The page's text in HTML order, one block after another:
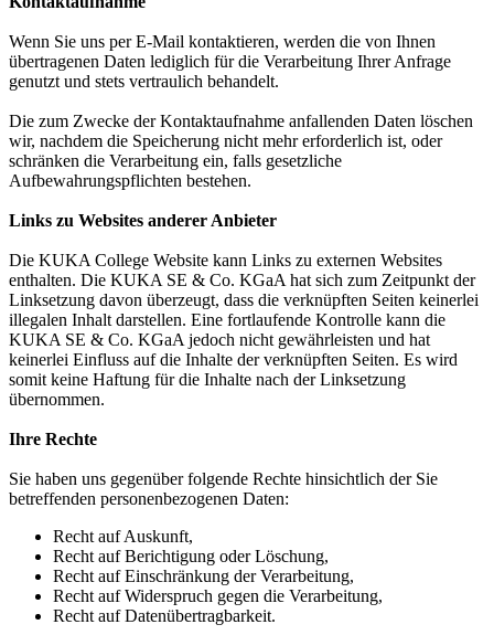
Wenn Sie uns per E-Mail kontaktieren, werden die von Ihnen
übertragenen Daten lediglich für die Verarbeitung Ihrer Anfrage
genutzt und stets vertraulich behandelt.
Die zum Zwecke der Kontaktaufnahme anfallenden Daten löschen
wir, nachdem die Speicherung nicht mehr erforderlich ist, oder
schränken die Verarbeitung ein, falls gesetzliche
Aufbewahrungspflichten bestehen.
Links zu Websites anderer Anbieter
Die KUKA College Website kann Links zu externen Websites
enthalten. Die KUKA SE & Co. KGaA hat sich zum Zeitpunkt der
Linksetzung davon überzeugt, dass die verknüpften Seiten keinerlei
illegalen Inhalt darstellen. Eine fortlaufende Kontrolle kann die
KUKA SE & Co. KGaA jedoch nicht gewährleisten und hat
keinerlei Einfluss auf die Inhalte der verknüpften Seiten. Es wird
somit keine Haftung für die Inhalte nach der Linksetzung
übernommen.
Ihre Rechte
Sie haben uns gegenüber folgende Rechte hinsichtlich der Sie
betreffenden personenbezogenen Daten:
Recht auf Auskunft,
Recht auf Berichtigung oder Löschung,
Recht auf Einschränkung der Verarbeitung,
Recht auf Widerspruch gegen die Verarbeitung,
Recht auf Datenübertragbarkeit.